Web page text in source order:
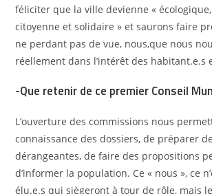
féliciter que la ville devienne «
citoyenne et solidaire » et saurons faire
ne perdant pas de vue, nous,que nous
réellement dans l’intérêt des habitant.e.s
-Que retenir de ce premier Conseil
L’ouverture des commissions nous
connaissance des dossiers, de préparer
dérangeantes, de faire des propositions
d’informer la population. Ce « nous », ce
élu.e.s qui siègeront à tour de rôle, mais